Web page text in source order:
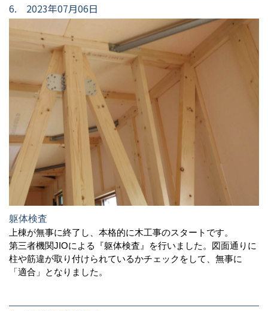
6. 2023年07月06日
躯体検査
上棟が無事に終了し、本格的に木工事のスタートです。
第三者機関JIOによる『躯体検査』を行いました。図面通りに
柱や筋違が取り付けられているかチェックをして、無事に
「適合」となりました。